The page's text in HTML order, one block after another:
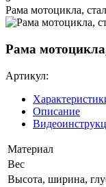
Рама мотоцикла,
Рама
Артикул:
Описание
Материал
Вес
Высота, ширина,